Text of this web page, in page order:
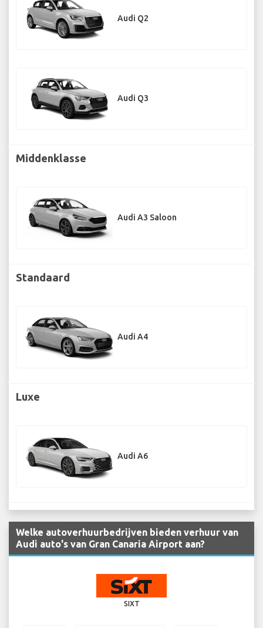
Audi Q2
Audi Q3
Middenklasse
Audi A3 Saloon
Standaard
Audi A4
Luxe
Audi A6
Welke autoverhuurbedrijven bieden verhuur van
Audi auto's van Gran Canaria Airport aan?
SIXT